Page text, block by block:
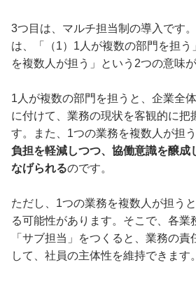
3つ目は、マルチ担当制の導入です
は、「（1）1人が複数の部門を担う
を複数人が担う」という2つの意味が
1人が複数の部門を担うと、企業全
に付けて、業務の現状を客観的に把
す。また、1つの業務を複数人が担う
負担を軽減しつつ、協働意識を醸成
なげられるのです。
ただし、1つの業務を複数人が担う
る可能性があります。そこで、各業
「サブ担当」をつくると、業務の
して、社員の主体性を維持できます。